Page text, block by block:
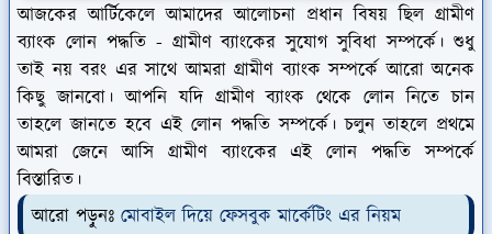
আজকের আর্টিকেলে আমাদের আলোচনা প্রধান বিষয় ছিল গ্রামীণ
ব্যাংক লোন পদ্ধতি - গ্রামীণ ব্যাংকের সুযোগ সুবিধা সম্পর্কে। শুধু
তাই নয় বরং এর সাথে আমরা গ্রামীণ ব্যাংক সম্পর্কে আরো অনেক
কিছু জানবো। আপনি যদি গ্রামীণ ব্যাংক থেকে লোন নিতে চান
তাহলে জানতে হবে এই লোন পদ্ধতি সম্পর্কে। চলুন তাহলে প্রথমে
আমরা জেনে আসি গ্রামীণ ব্যাংকের এই লোন পদ্ধতি সম্পর্কে
বিস্তারিত।
আরো পড়ুনঃ মোবাইল দিয়ে ফেসবুক মার্কেটিং এর নিয়ম